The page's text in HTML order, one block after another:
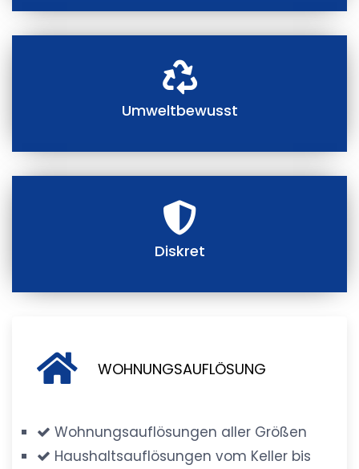
Umweltbewusst
Diskret
WOHNUNGSAUFLÖSUNG
Wohnungsauflösungen aller Größen
Haushaltsauflösungen vom Keller bis